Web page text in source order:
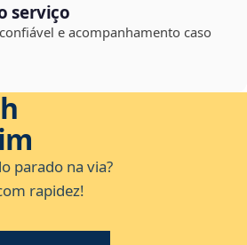
serviço
e acompanhamento caso
parado na via?
rapidez!